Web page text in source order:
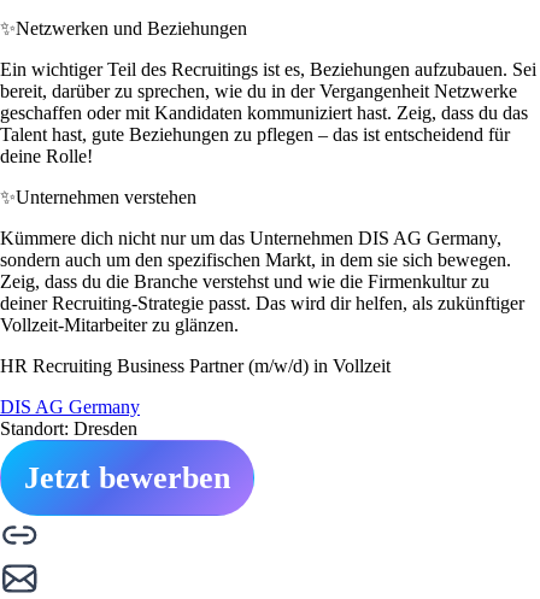
✨Netzwerken und Beziehungen
Ein wichtiger Teil des Recruitings ist es, Beziehungen aufzubauen. Sei
bereit, darüber zu sprechen, wie du in der Vergangenheit Netzwerke
geschaffen oder mit Kandidaten kommuniziert hast. Zeig, dass du das
Talent hast, gute Beziehungen zu pflegen – das ist entscheidend für
deine Rolle!
✨Unternehmen verstehen
Kümmere dich nicht nur um das Unternehmen DIS AG Germany,
sondern auch um den spezifischen Markt, in dem sie sich bewegen.
Zeig, dass du die Branche verstehst und wie die Firmenkultur zu
deiner Recruiting-Strategie passt. Das wird dir helfen, als zukünftiger
Vollzeit-Mitarbeiter zu glänzen.
HR Recruiting Business Partner (m/w/d) in Vollzeit
DIS AG Germany
Standort: Dresden
Jetzt bewerben